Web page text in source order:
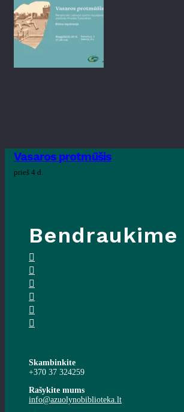
Vasaros protmūšis
prieš 4 d.
Bendraukime
Skambinkite
+370 37 324259
Rašykite mums
info@azuolynobiblioteka.lt